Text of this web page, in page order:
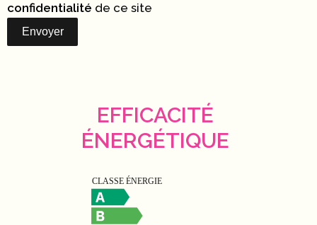
confidentialité de ce site
Envoyer
EFFICACITÉ
ÉNERGÉTIQUE